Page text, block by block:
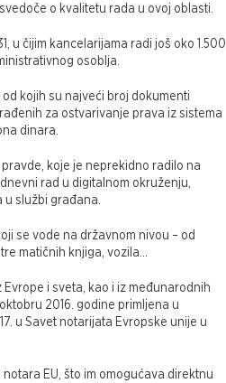
o kvalitetu rada u ovoj oblasti.
u čijim kancelarijama radi još oko 1.500
osoblja.
kojih su najveći broj dokumenti
za ostvarivanje prava iz sistema
dinara.
koje je neprekidno radilo na
rad u digitalnom okruženju,
službi građana.
se vode na državnom nivou – od
matičnih knjiga, vozila…
i sveta, kao i iz međunarodnih
2016. godine primljena u
u Savet notarijata Evropske unije u
EU, što im omogućava direktnu